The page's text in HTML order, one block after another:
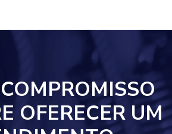
OFERECER UM